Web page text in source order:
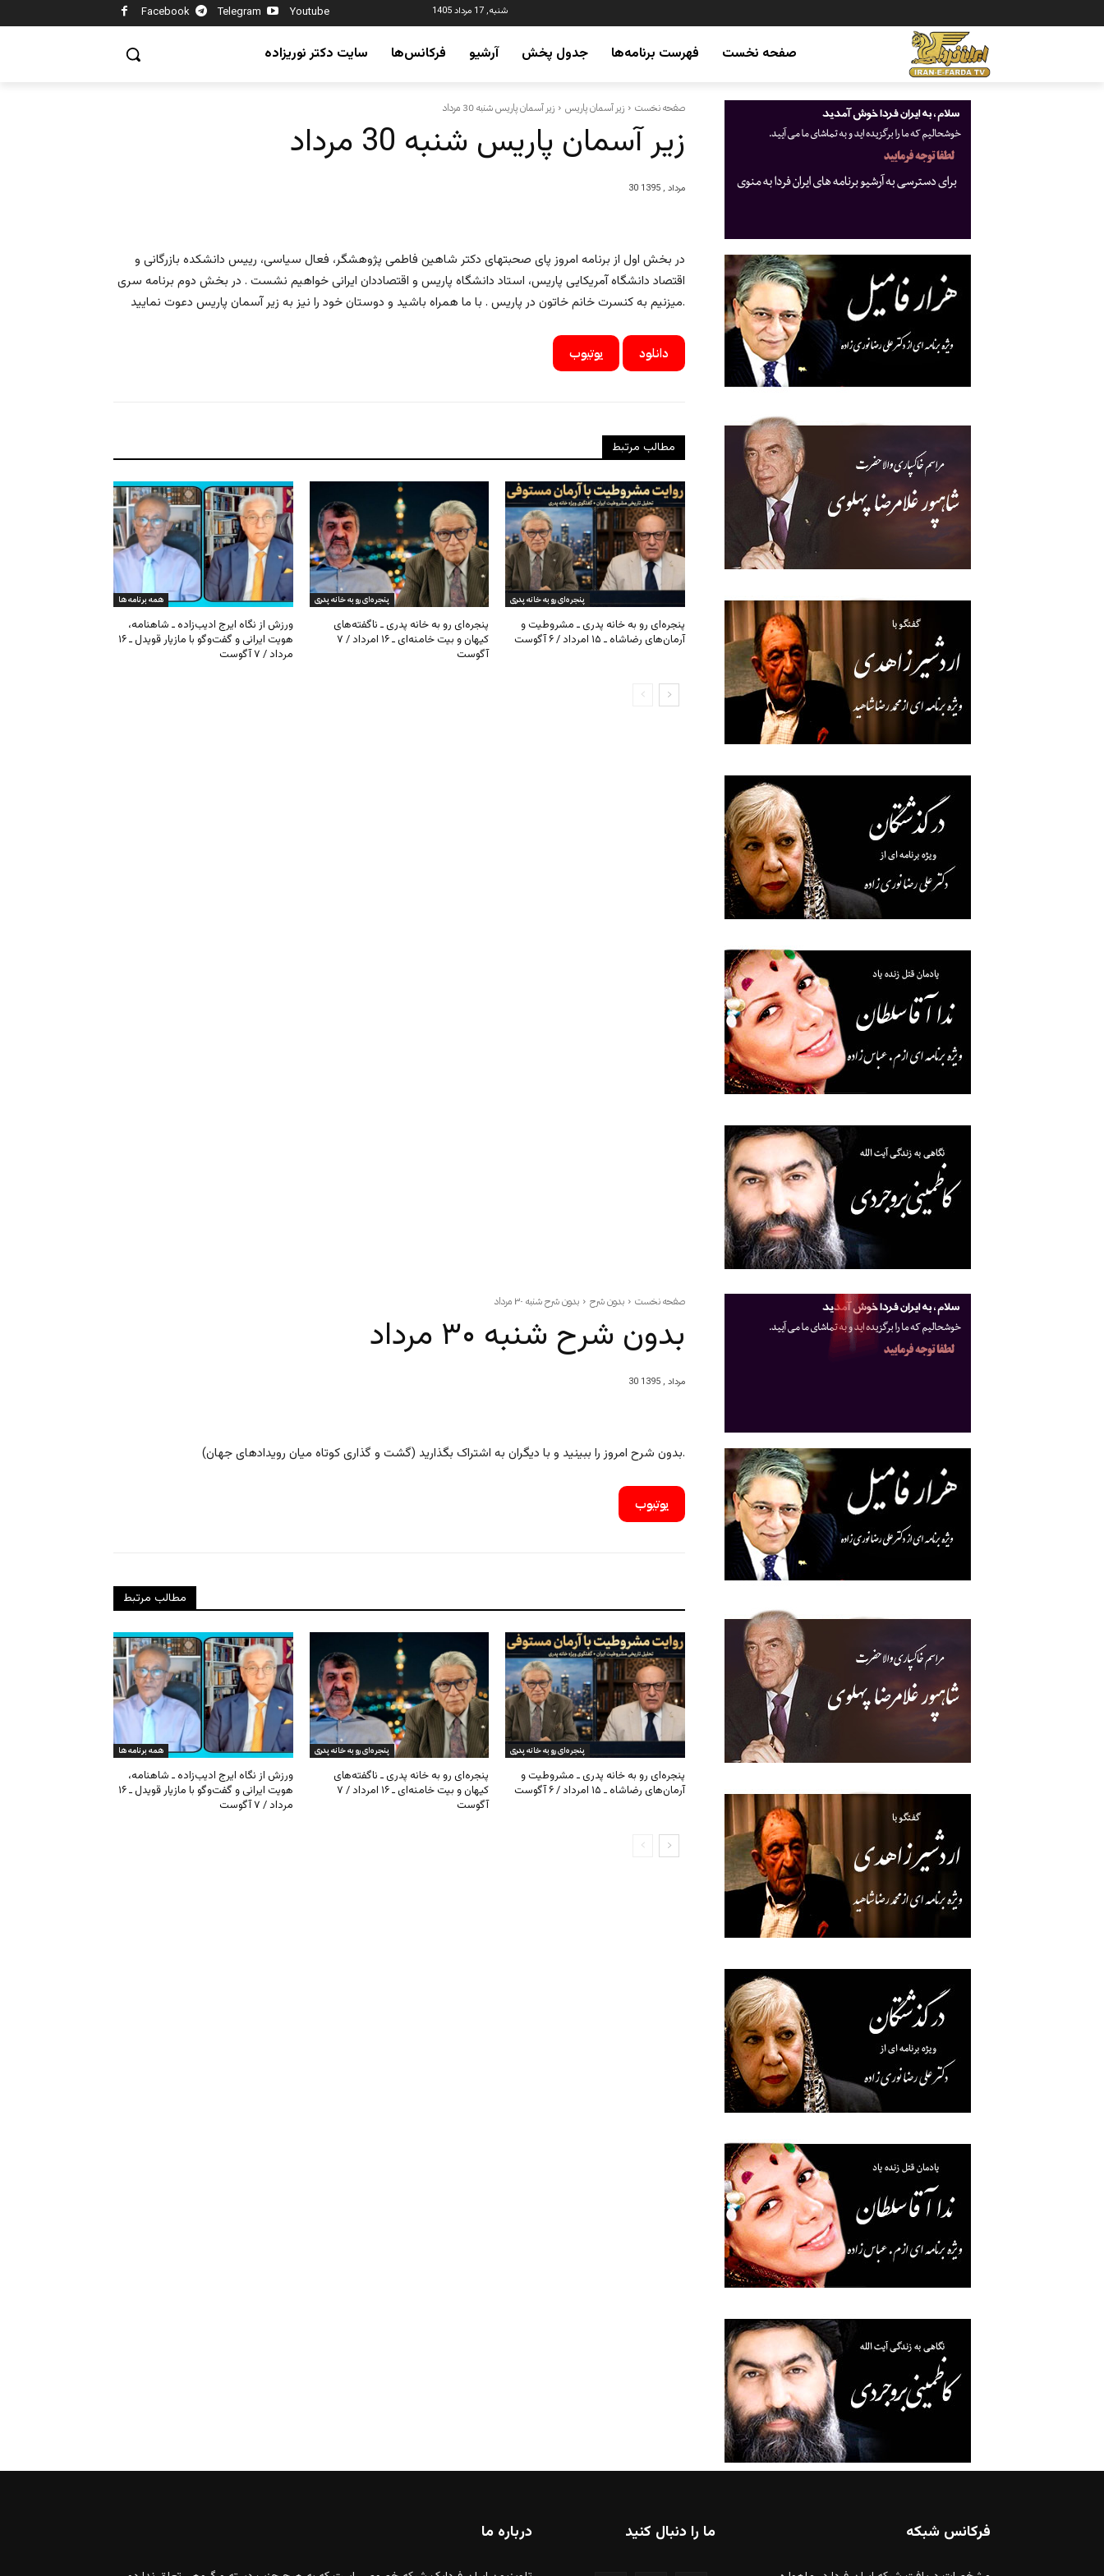
Facebook Telegram Youtube شنبه, 17 مرداد 1405
صفحه نخست فهرست برنامه‌ها جدول پخش آرشیو فرکانس‌ها سایت دکتر نوریزاده
صفحه نخست زیر آسمان پاریس زیر آسمان پاریس شنبه 30 مرداد
زیر آسمان پاریس شنبه 30 مرداد
30 مرداد , 1395
در بخش اول از برنامه امروز پای صحبتهای دکتر شاهین فاطمی پژوهشگر، فعال سیاسی، رییس دانشکده بازرگانی و
اقتصاد دانشگاه آمریکایی پاریس، استاد دانشگاه پاریس و اقتصاددان ایرانی خواهیم نشست . در بخش دوم برنامه سری
میزنیم به کنسرت خانم خاتون در پاریس . با ما همراه باشید و دوستان خود را نیز به زیر آسمان پاریس دعوت نمایید.
یوتیوب دانلود
مطالب مرتبط
همه برنامه ها
ورزش از نگاه ایرج ادیب‌زاده ـ شاهنامه،
هویت ایرانی و گفت‌وگو با مازیار قویدل ـ ۱۶
مرداد / ۷ آگوست
پنجره‌ای رو به خانه پدری
پنجره‌ای رو به خانه پدری ـ ناگفته‌های
کیهان و بیت خامنه‌ای ـ ۱۶ امرداد / ۷
آگوست
پنجره‌ای رو به خانه پدری
پنجره‌ای رو به خانه پدری ـ مشروطیت و
آرمان‌های رضاشاه ـ ۱۵ امرداد / ۶ آگوست
فرکانس شبکه ما را دنبال کنید درباره ما